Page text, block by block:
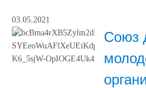
03.05.2021
Союз